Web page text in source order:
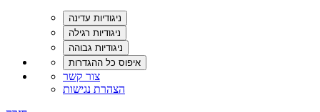
צור קשר
הצהרת נגישות